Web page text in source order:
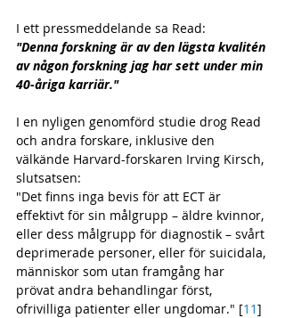
I ett pressmeddelande sa Read:
"Denna forskning är av den lägsta kvalitén
av någon forskning jag har sett under min
40-åriga karriär."
I en nyligen genomförd studie drog Read
och andra forskare, inklusive den
välkände Harvard-forskaren Irving Kirsch,
slutsatsen:
"Det finns inga bevis för att ECT är
effektivt för sin målgrupp – äldre kvinnor,
eller dess målgrupp för diagnostik – svårt
deprimerade personer, eller för suicidala,
människor som utan framgång har
prövat andra behandlingar först,
ofrivilliga patienter eller ungdomar." [11]